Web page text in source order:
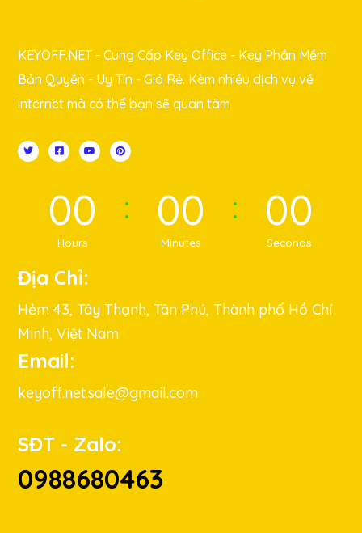
KEYOFF.NET - Cung Cấp Key Office - Key Phần Mềm
Bản Quyền - Uy Tín - Giá Rẻ. Kèm nhiều dịch vụ về
internet mà có thể bạn sẽ quan tâm
00
Hours
00
Minutes
00
Seconds
Địa Chỉ:
Hẻm 43, Tây Thạnh, Tân Phú, Thành phố Hồ Chí
Minh, Việt Nam
Email:
keyoff.net.sale@gmail.com
SĐT - Zalo:
0988680463